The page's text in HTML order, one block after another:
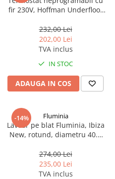
fir 230V, Hoffman Underfloor
232,00 Lei
202,00 Lei
TVA inclus
IN STOC
ADAUGA IN COS
-14% Fluminia
Lavoar pe blat Fluminia, Ibiza
New, rotund, diametru 40.5
274,00 Lei
235,00 Lei
TVA inclus